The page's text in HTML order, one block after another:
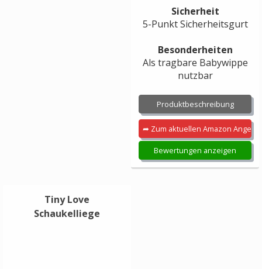
Sicherheit
5-Punkt Sicherheitsgurt
Besonderheiten
Als tragbare Babywippe
nutzbar
Produktbeschreibung
➦ Zum aktuellen Amazon
Bewertungen anzeigen
Tiny Love
Schaukelliege